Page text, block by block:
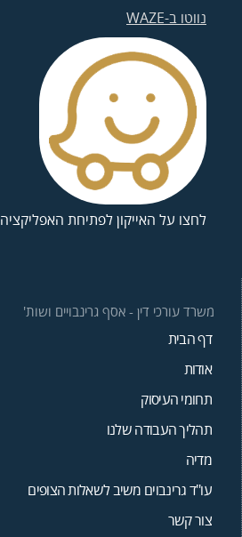
נווטו ב-WAZE
לחצו על האייקון לפתיחת האפליקציה
משרד עורכי דין - אסף גרינבויים ושות'
דף הבית
אודות
תחומי העיסוק
תהליך העבודה שלנו
מדיה
עו"ד גרינבוים משיב לשאלות הצופים
צור קשר